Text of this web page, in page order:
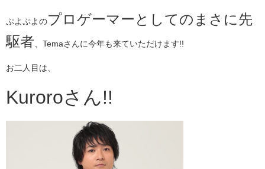
ぷよぷよのプロゲーマーとしてのまさに先
駆者 、Temaさんに今年も来ていただけます!!
お二人目は、
Kuroroさん!!